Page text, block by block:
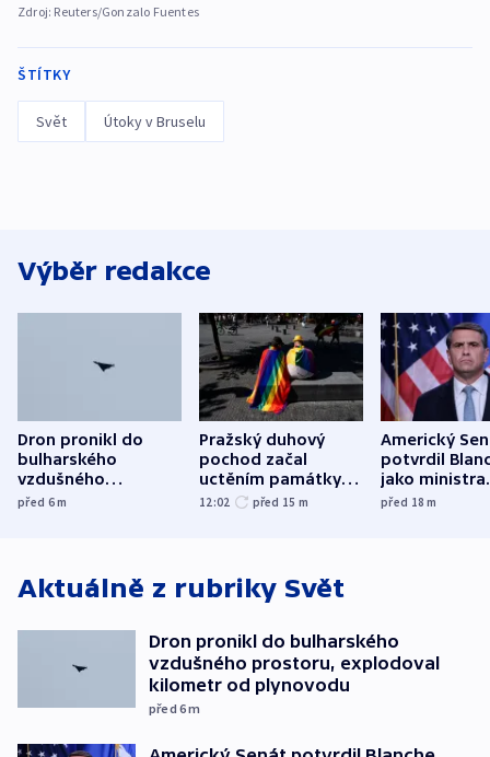
Zdroj: Reuters/Gonzalo Fuentes
ŠTÍTKY
Svět Útoky v Bruselu
Výběr redakce
Dron pronikl do
bulharského
vzdušného
prostoru,
před 6m
Pražský duhový
pochod začal
uctěním památky
obětí berlínského
12:02 před 15 m
Americký
potvrdil
jako ministra
před 18m
Aktuálně z rubriky Svět
Dron pronikl do bulharského
vzdušného prostoru, explodoval
kilometr od plynovodu
před 6m